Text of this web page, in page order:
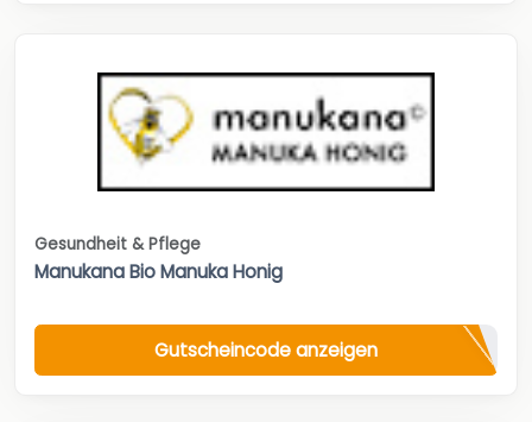
Gesundheit & Pflege
Manukana Bio Manuka Honig
Gutscheincode anzeigen